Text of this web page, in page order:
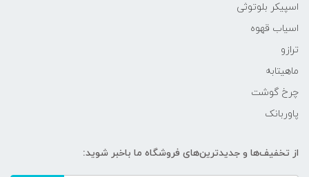
اسپیکر بلوتوثی
اسیاب قهوه
ترازو
ماهیتابه
چرخ گوشت
پاوربانک
از تخفیف‌ها و جدیدترین‌های فروشگاه ما باخبر شوید: